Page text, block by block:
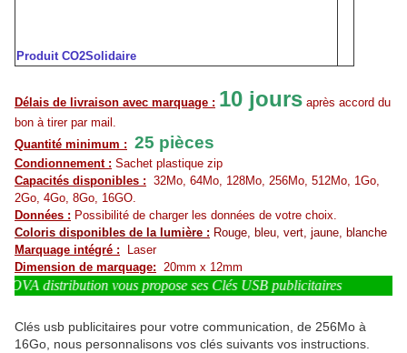
Produit CO2Solidaire
Délais de livraison avec marquage : 10 jours après accord du
bon à tirer par mail.
Quantité minimum : 25 pièces
Condionnement : Sachet plastique zip
Capacités disponibles : 32Mo, 64Mo, 128Mo, 256Mo, 512Mo, 1Go,
2Go, 4Go, 8Go, 16GO.
Données : Possibilité de charger les données de votre choix.
Coloris disponibles de la lumière : Rouge, bleu, vert, jaune, blanche
Marquage intégré : Laser
Dimension de marquage: 20mm x 12mm
distribution vous propose ses Clés USB publicitaires
Clés usb publicitaires pour votre communication, de 256Mo à
16Go, nous personnalisons vos clés suivants vos instructions.